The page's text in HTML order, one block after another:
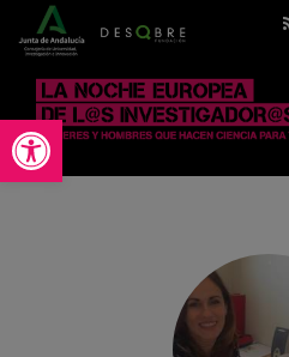
Abrir barra de herramientas